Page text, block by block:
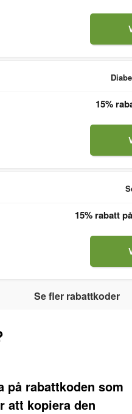
15%
15% rabatt
Se fler rabattkoder
på rabattkoden som
att kopiera den